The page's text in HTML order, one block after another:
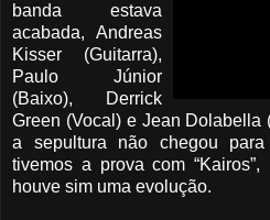
banda estava
acabada, Andreas
Kisser (Guitarra),
Paulo Júnior
(Baixo), Derrick
Green (Vocal) e Jean Dolabella
a sepultura não chegou
tivemos a prova com
houve sim uma evolução.